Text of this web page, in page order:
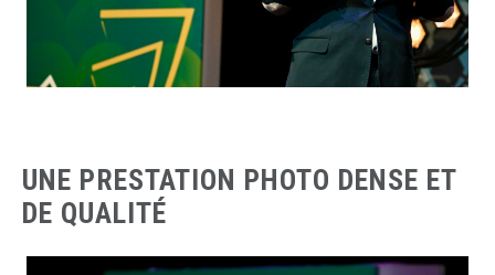
UNE PRESTATION PHOTO DENSE ET
DE QUALITÉ